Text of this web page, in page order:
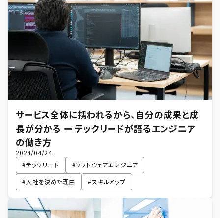
サービス全体に携われるから、自分の成果と成
長が分かる ー テックリードが語るエンジニア
の働き方
2024/04/24
#テックリード #ソフトウェアエンジニア
#入社を決めた理由 #スキルアップ